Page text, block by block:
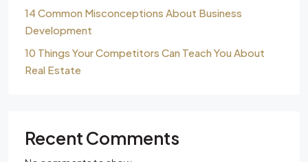
14 Common Misconceptions About Business
Development
10 Things Your Competitors Can Teach You About
Real Estate
Recent Comments